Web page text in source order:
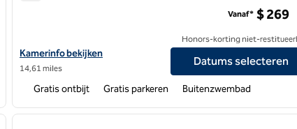
Bekijk hoteldetails voor Homewood Suites by Hilton Chula Vista
Kamerinfo bekijken
14,61 miles
Vanaf* $ 269
Honors-korting niet-
Datums selecteren
Gratis ontbijt Gratis parkeren Buitenzwembad
afbeelding
1 van 12